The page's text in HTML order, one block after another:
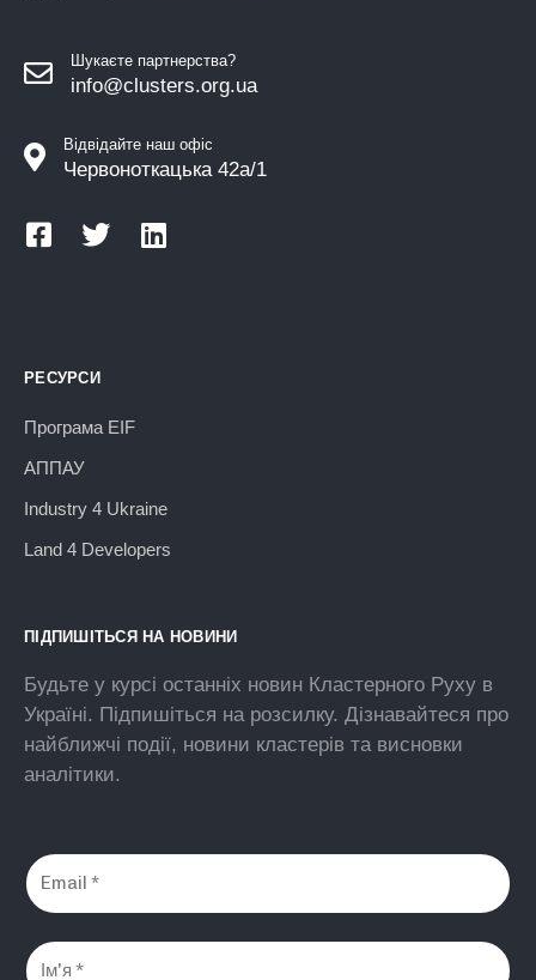
Шукаєте партнерства?
info@clusters.org.ua
Відвідайте наш офіс
Червоноткацька 42а/1
РЕСУРСИ
Програма EIF
АППАУ
Industry 4 Ukraine
Land 4 Developers
ПІДПИШІТЬСЯ НА НОВИНИ
Будьте у курсі останніх новин Кластерного Руху в
Україні. Підпишіться на розсилку. Дізнавайтеся про
найближчі події, новини кластерів та висновки
аналітики.